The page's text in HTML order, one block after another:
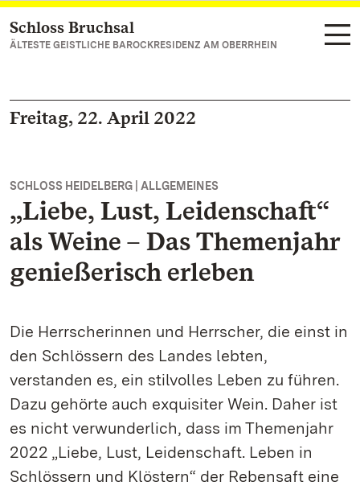
Zum Hauptinhalt springen
Schloss Bruchsal
ÄLTESTE GEISTLICHE BAROCKRESIDENZ AM OBERRHEIN
Freitag, 22. April 2022
SCHLOSS HEIDELBERG | ALLGEMEINES
„Liebe, Lust, Leidenschaft“
als Weine – Das Themenjahr
genießerisch erleben
Die Herrscherinnen und Herrscher, die einst in
den Schlössern des Landes lebten,
verstanden es, ein stilvolles Leben zu führen.
Dazu gehörte auch exquisiter Wein. Daher ist
es nicht verwunderlich, dass im Themenjahr
2022 „Liebe, Lust, Leidenschaft. Leben in
Schlössern und Klöstern“ der Rebensaft eine